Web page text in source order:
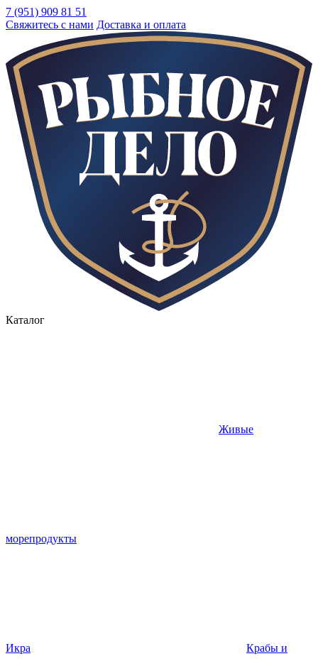
7 (951) 909 81 51
Свяжитесь с нами Доставка и оплата
Каталог
Живые
морепродукты
Икра Крабы и